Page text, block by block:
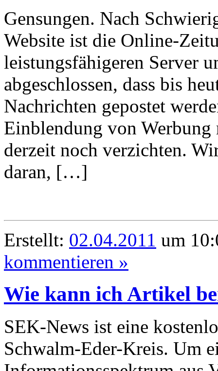
Gensungen. Nach
Website ist die Online-
leistungsfähigeren Server
abgeschlossen, dass bis
Nachrichten gepostet
Einblendung von Werbung
derzeit noch verzichten.
daran, […]
Erstellt: 02.04.2011 um
kommentieren »
Wie kann ich Artikel
SEK-News ist eine
Schwalm-Eder-Kreis. Um